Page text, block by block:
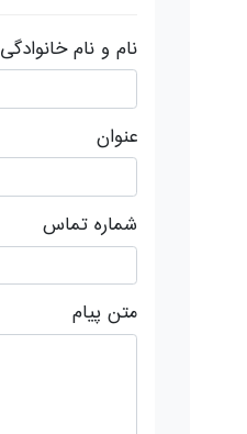
نام و نام خانوادگی
عنوان
شماره تماس
متن پیام